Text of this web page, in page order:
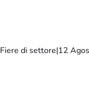
Fiere di settore|12